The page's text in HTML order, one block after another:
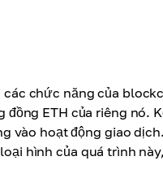
chức năng của
ETH của riêng nó.
vào hoạt động giao dịch.
hình của quá trình này,